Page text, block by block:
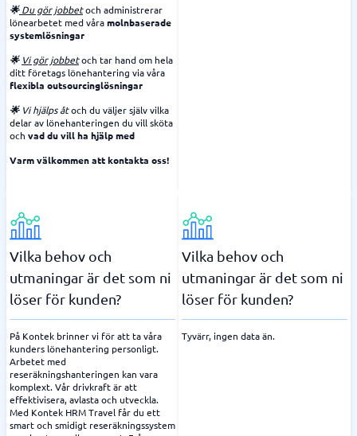
🌟Du gör jobbetoch administrerar
lönearbetet med våramolnbaserade
systemlösningar
🌟 Vi gör jobbetoch tar hand om hela
ditt företags lönehantering via våra
flexibla outsourcinglösningar
🌟 Vi hjälps åtoch du väljer själv vilka
delar av lönehanteringen du vill sköta
och vad du vill ha hjälp med
Varm välkommen att kontakta oss!
Vilka behov och
utmaningar är det som ni
löser för kunden?
På Kontek brinner vi för att ta våra
kunders lönehantering personligt.
Arbetet med
reseräkningshanteringen kan vara
komplext. Vår drivkraft är att
effektivisera, avlasta och utveckla.
Med Kontek HRM Travel får du ett
smart och smidigt reseräkningssystem
Vilka behov och
utmaningar är det som ni
löser för kunden?
Tyvärr, ingen data än.